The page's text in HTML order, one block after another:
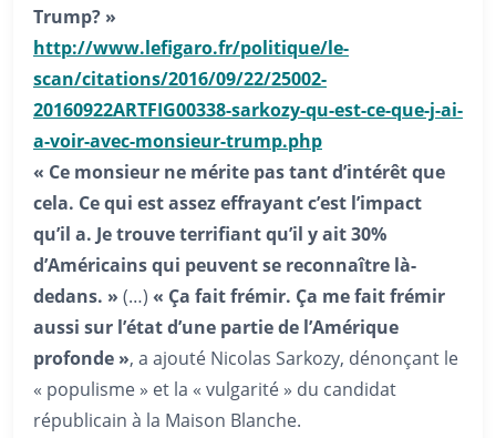
Trump? »
http://www.lefigaro.fr/politique/le-
scan/citations/2016/09/22/25002-
20160922ARTFIG00338-sarkozy-qu-est-ce-que-j-ai-
a-voir-avec-monsieur-trump.php
« Ce monsieur ne mérite pas tant d’intérêt que
cela. Ce qui est assez effrayant c’est l’impact
qu’il a. Je trouve terrifiant qu’il y ait 30%
d’Américains qui peuvent se reconnaître là-
dedans. » (…) « Ça fait frémir. Ça me fait frémir
aussi sur l’état d’une partie de l’Amérique
profonde », a ajouté Nicolas Sarkozy, dénonçant le
« populisme » et la « vulgarité » du candidat
républicain à la Maison Blanche.